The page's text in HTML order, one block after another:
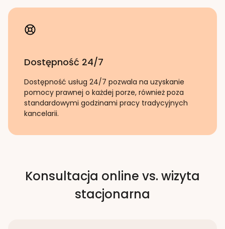
Dostępność 24/7
Dostępność usług 24/7 pozwala na uzyskanie
pomocy prawnej o każdej porze, również poza
standardowymi godzinami pracy tradycyjnych
kancelarii.
Konsultacja online vs. wizyta
stacjonarna